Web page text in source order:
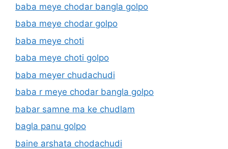
baba meye chodar bangla golpo
baba meye chodar golpo
baba meye choti
baba meye choti golpo
baba meyer chudachudi
baba r meye chodar bangla golpo
babar samne ma ke chudlam
bagla panu golpo
baine arshata chodachudi